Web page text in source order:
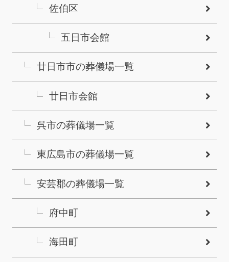
佐伯区
五日市会館
廿日市市の葬儀場一覧
廿日市会館
呉市の葬儀場一覧
東広島市の葬儀場一覧
安芸郡の葬儀場一覧
府中町
海田町